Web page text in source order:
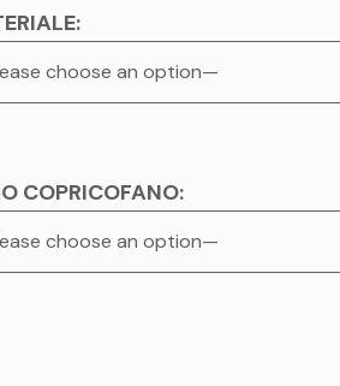
COPRICOFANO: